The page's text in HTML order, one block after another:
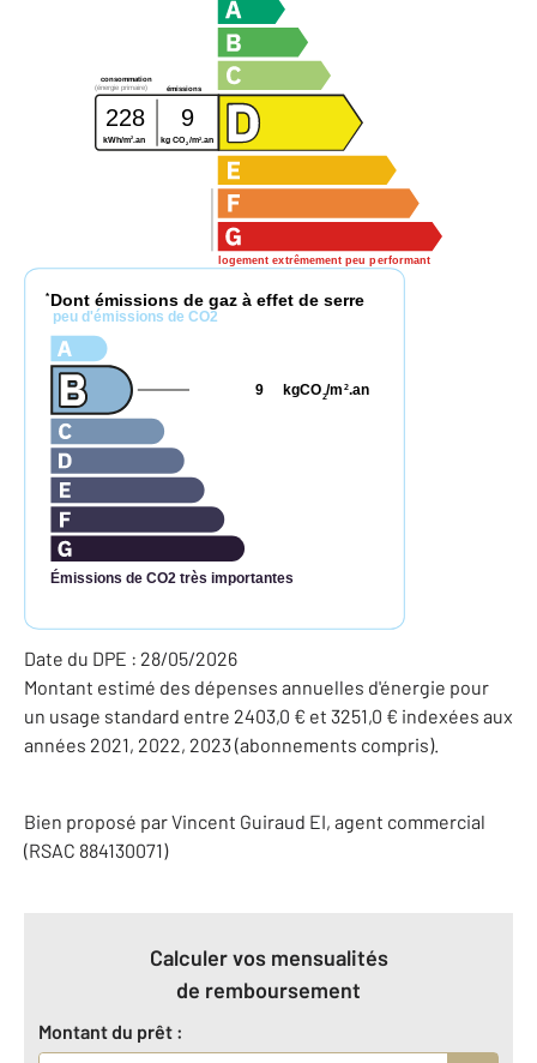
logement extrêmement peu performant
consommation
émissions
(énergie primaire)
228 9
kWh/m2.an kg CO2 /m2 .an
* Dont émissions de gaz à effet de serre
peu d'émissions de CO2
Émissions de CO2 très importantes
kgCO2/m 2.an
9
Date du DPE : 28/05/2026
Montant estimé des dépenses annuelles d'énergie pour
un usage standard entre 2403,0 € et 3251,0 € indexées aux
années 2021, 2022, 2023 (abonnements compris).
Bien proposé parVincent Guiraud EI, agent commercial
(RSAC 884130071)
Calculer vos mensualités
de remboursement
Montant du prêt :